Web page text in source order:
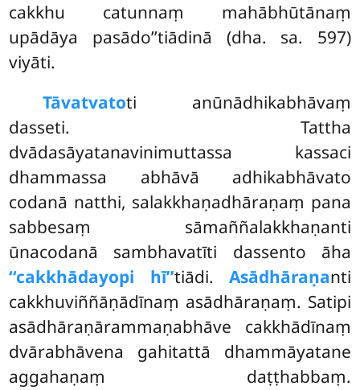
cakkhu catunnaṃ mahābhūtānaṃ
upādāya pasādo’’tiādinā (dha. sa. 597)
viyāti.
Tāvatvatoti anūnādhikabhāvaṃ
dasseti. Tattha
dvādasāyatanavinimuttassa kassaci
dhammassa abhāvā adhikabhāvato
codanā natthi, salakkhaṇadhāraṇaṃ pana
sabbesaṃ sāmaññalakkhaṇanti
ūnacodanā sambhavatīti dassento āha
‘‘cakkhādayopi hī’’tiādi. Asādhāraṇanti
cakkhuviññāṇādīnaṃ asādhāraṇaṃ. Satipi
asādhāraṇārammaṇabhāve cakkhādīnaṃ
dvārabhāvena gahitattā dhammāyatane
aggahaṇaṃ daṭṭhabbaṃ.